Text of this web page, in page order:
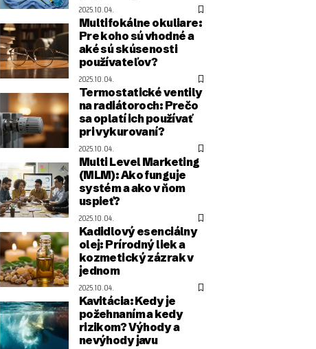
2025.10.04.
Multifokálne okuliare:
Pre koho sú vhodné a
aké sú skúsenosti
používateľov?
2025.10.04.
Termostatické ventily
na radiátoroch: Prečo
sa oplatí ich používať
pri vykurovaní?
2025.10.04.
Multi Level Marketing
(MLM): Ako funguje
systém a ako v ňom
uspieť?
2025.10.04.
Kadidlový esenciálny
olej: Prírodný liek a
kozmetický zázrak v
jednom
2025.10.04.
Kavitácia: Kedy je
požehnaním a kedy
rizikom? Výhody a
nevýhody javu